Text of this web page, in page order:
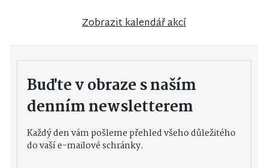
Zobrazit kalendář akcí
Buďte v obraze s naším
denním newsletterem
Každý den vám pošleme přehled všeho důležitého
do vaší e-mailové schránky.